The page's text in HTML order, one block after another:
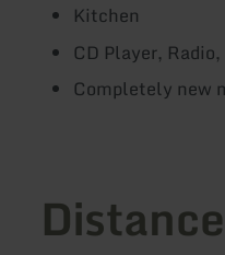
Kitchen
CD Player,
Completely new